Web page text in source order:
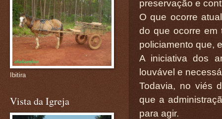
preservação e
O que ocorre
do que ocorre em
policiamento que,
A iniciativa dos
louvável e
Todavia, no viés
que a
para agir.
Ibitira
Vista da Igreja